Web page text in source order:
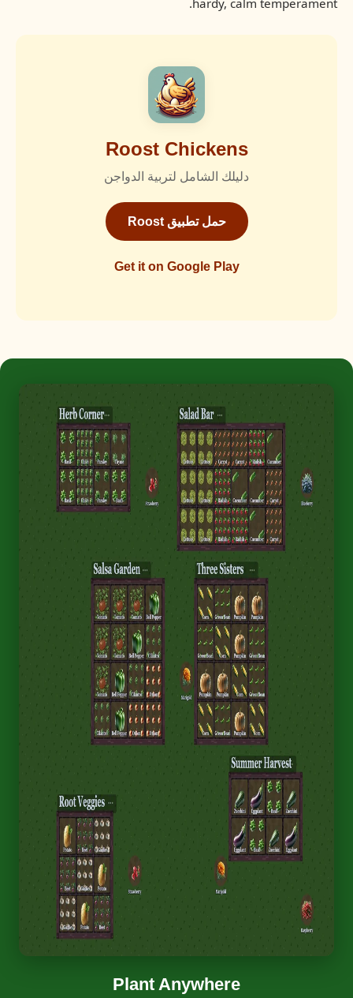
hardy, calm temperament.
Roost Chickens
دليلك الشامل لتربية الدواجن
حمل تطبيق Roost
Get it on Google Play
Plant Anywhere